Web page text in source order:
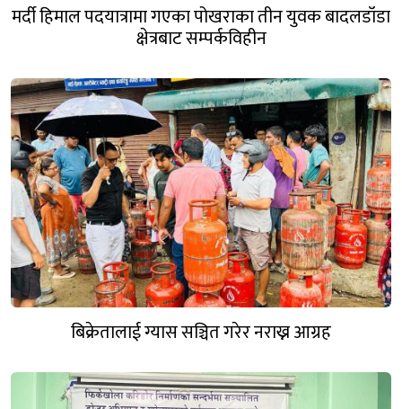
मर्दी हिमाल पदयात्रामा गएका पोखराका तीन युवक बादलडाँडा
क्षेत्रबाट सम्पर्कविहीन
बिक्रेतालाई ग्यास सञ्चित गरेर नराख्न आग्रह